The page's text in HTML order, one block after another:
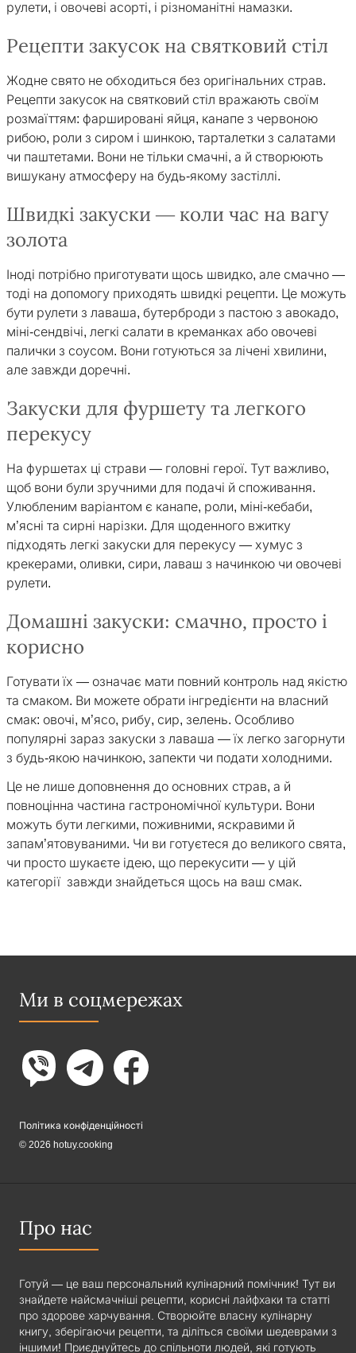
рулети, і овочеві асорті, і різноманітні намазки.
Рецепти закусок на святковий стіл
Жодне свято не обходиться без оригінальних страв.
Рецепти закусок на святковий стіл вражають своїм
розмаїттям: фаршировані яйця, канапе з червоною
рибою, роли з сиром і шинкою, тарталетки з салатами
чи паштетами. Вони не тільки смачні, а й створюють
вишукану атмосферу на будь-якому застіллі.
Швидкі закуски — коли час на вагу
золота
Іноді потрібно приготувати щось швидко, але смачно —
тоді на допомогу приходять швидкі рецепти. Це можуть
бути рулети з лаваша, бутерброди з пастою з авокадо,
міні-сендвічі, легкі салати в креманках або овочеві
палички з соусом. Вони готуються за лічені хвилини,
але завжди доречні.
Закуски для фуршету та легкого
перекусу
На фуршетах ці страви — головні герої. Тут важливо,
щоб вони були зручними для подачі й споживання.
Улюбленим варіантом є канапе, роли, міні-кебаби,
м’ясні та сирні нарізки. Для щоденного вжитку
підходять легкі закуски для перекусу — хумус з
крекерами, оливки, сири, лаваш з начинкою чи овочеві
рулети.
Домашні закуски: смачно, просто і
корисно
Готувати їх — означає мати повний контроль над якістю
та смаком. Ви можете обрати інгредієнти на власний
смак: овочі, м’ясо, рибу, сир, зелень. Особливо
популярні зараз закуски з лаваша — їх легко загорнути
з будь-якою начинкою, запекти чи подати холодними.
Це не лише доповнення до основних страв, а й
повноцінна частина гастрономічної культури. Вони
можуть бути легкими, поживними, яскравими й
запам’ятовуваними. Чи ви готуєтеся до великого свята,
чи просто шукаєте ідею, що перекусити — у цій
категорії завжди знайдеться щось на ваш смак.
Ми в соцмережах
Політика конфіденційності
© 2026 hotuy.cooking
Про нас
Готуй — це ваш персональний кулінарний помічник! Тут ви
знайдете найсмачніші рецепти, корисні лайфхаки та статті
про здорове харчування. Створюйте власну кулінарну
книгу, зберігаючи рецепти, та діліться своїми шедеврами з
іншими! Приєднуйтесь до спільноти людей, які готують